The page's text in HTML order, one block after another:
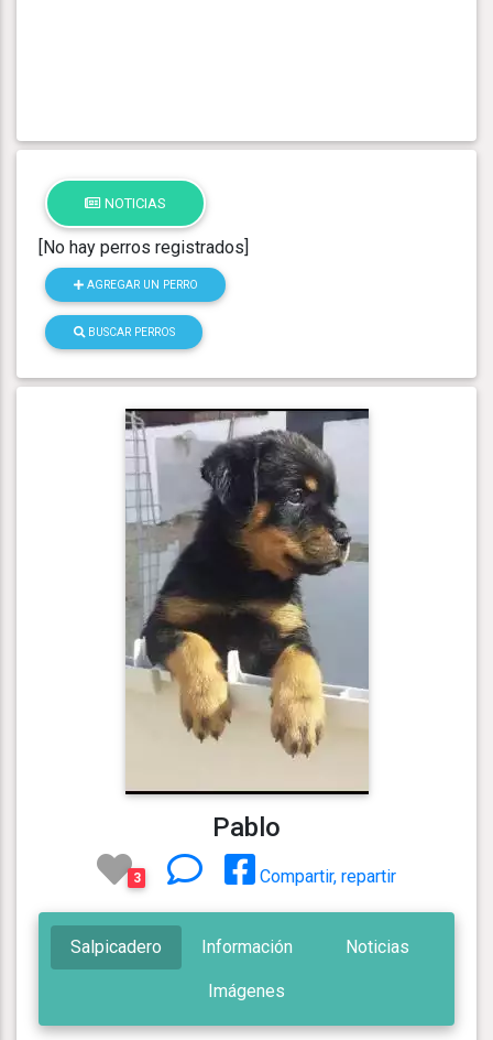
NOTICIAS
[No hay perros registrados]
AGREGAR UN PERRO
BUSCAR PERROS
Pablo
3 Compartir, repartir
Salpicadero Información Noticias
Imágenes